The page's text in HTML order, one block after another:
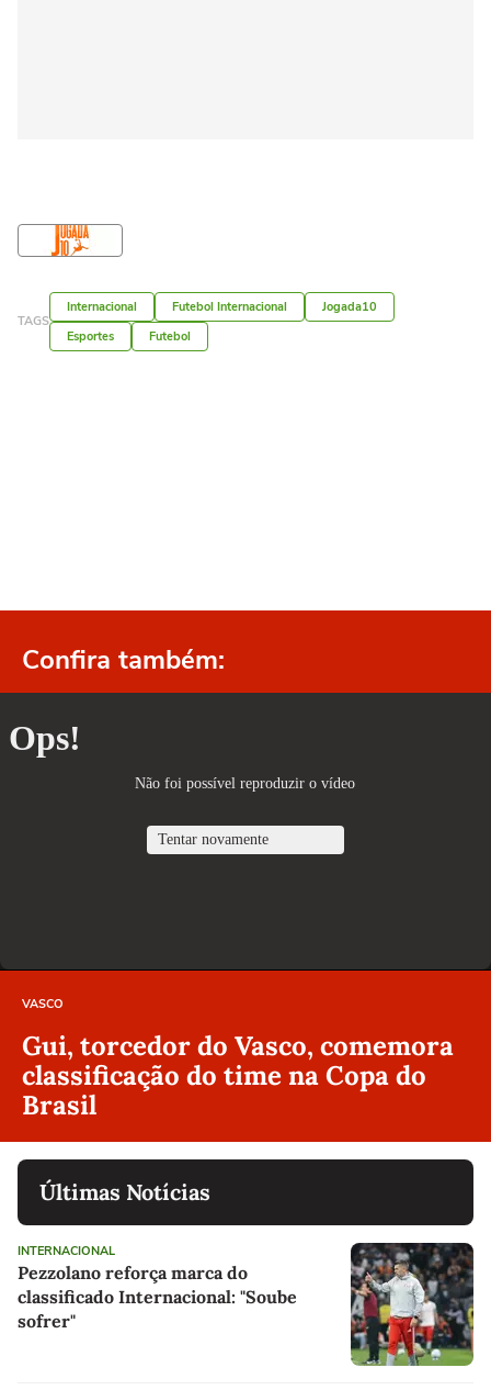
TAGS
Internacional Futebol Internacional
Jogada10
Esportes
Futebol
Confira também:
VASCO
Gui, torcedor do Vasco, comemora
classificação do time na Copa do
Brasil
Últimas Notícias
INTERNACIONAL
Pezzolano reforça marca do
classificado Internacional: "Soube
sofrer"